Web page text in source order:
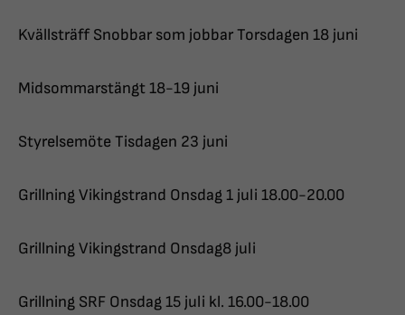
Kvällsträff Snobbar som jobbar Torsdagen 18 juni
Midsommarstängt 18-19 juni
Styrelsemöte Tisdagen 23 juni
Grillning Vikingstrand Onsdag 1 juli 18.00-20.00
Grillning Vikingstrand Onsdag8 juli
Grillning SRF Onsdag 15 juli kl. 16.00-18.00